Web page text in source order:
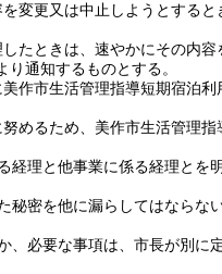
変更又は中止しようとする
たときは、速やかにその内
通知するものとする。
作市生活管理指導短期宿泊利
めるため、美作市生活管理指
経理と他事業に係る経理とを
秘密を他に漏らしてはならない
、必要な事項は、市長が別に定